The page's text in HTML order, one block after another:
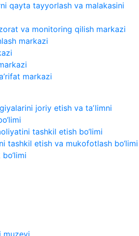
qayta tayyorlash va malakasini
va monitoring qilish markazi
markazi
markazi
joriy etish va taʼlimni
tashkil etish bo‘limi
tashkil etish va mukofotlash bo‘limi
muzeyi